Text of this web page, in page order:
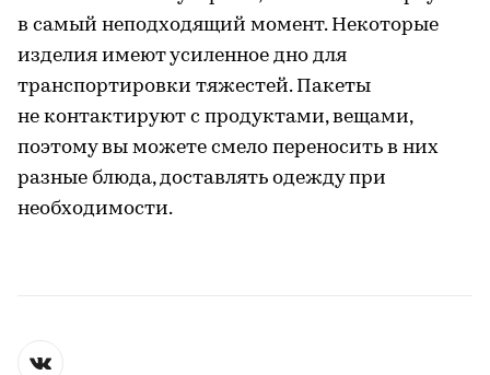
в самый неподходящий момент. Некоторые
изделия имеют усиленное дно для
транспортировки тяжестей. Пакеты
не контактируют с продуктами, вещами,
поэтому вы можете смело переносить в них
разные блюда, доставлять одежду при
необходимости.